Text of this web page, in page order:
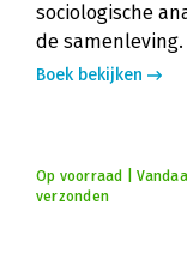
sociologische
de samenleving.
Boek bekijken
Op voorraad |
verzonden